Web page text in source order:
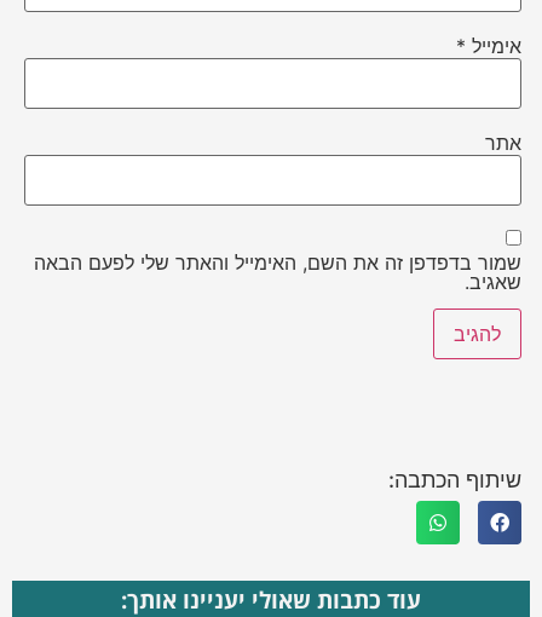
אימייל *
אתר
שמור בדפדפן זה את השם, האימייל והאתר שלי לפעם הבאה
שאגיב.
שיתוף הכתבה:
עוד כתבות שאולי יעניינו אותך: